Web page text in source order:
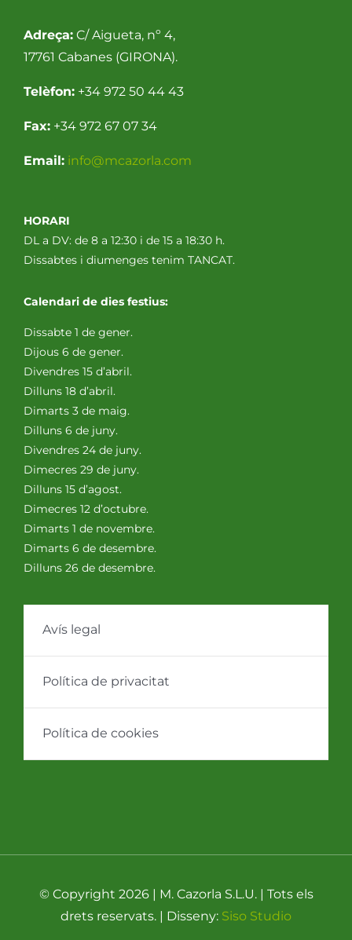
Adreça:C/ Aigueta, nº 4,
17761 Cabanes (GIRONA).
Telèfon:+34 972 50 44 43
Fax:+34 972 67 07 34
Email: info@mcazorla.com
HORARI
DL a DV: de 8 a 12:30 i de 15 a 18:30 h.
Dissabtes i diumenges tenim TANCAT.
Calendari de dies festius:
Dissabte 1 de gener.
Dijous 6 de gener.
Divendres 15 d’abril.
Dilluns 18 d’abril.
Dimarts 3 de maig.
Dilluns 6 de juny.
Divendres 24 de juny.
Dimecres 29 de juny.
Dilluns 15 d’agost.
Dimecres 12 d’octubre.
Dimarts 1 de novembre.
Dimarts 6 de desembre.
Dilluns 26 de desembre.
Avís legal
Política de privacitat
Política de cookies
© Copyright 2026 | M. Cazorla S.L.U. | Tots els
drets reservats. | Disseny: Siso Studio